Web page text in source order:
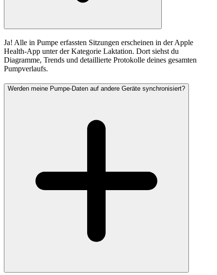
Ja! Alle in Pumpe erfassten Sitzungen erscheinen in der Apple
Health-App unter der Kategorie Laktation. Dort siehst du
Diagramme, Trends und detaillierte Protokolle deines gesamten
Pumpverlaufs.
Werden meine Pumpe-Daten auf andere Geräte synchronisiert?